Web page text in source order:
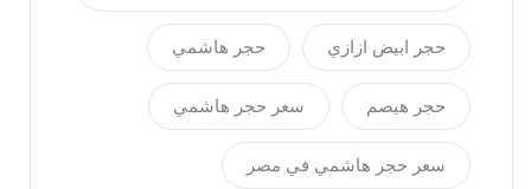
حجر ابيض ازازي حجر هاشمي
حجر هيصم سعر حجر هاشمي
سعر حجر هاشمي في مصر
2022